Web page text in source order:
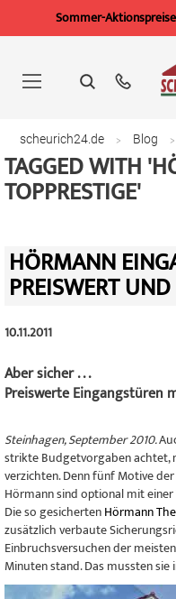
Sommer-Aktionspreise
springen
scheurich24.de Blog
TAGGED WITH
TOPPRESTIGE'
HÖRMANN
PREISWERT
10.11.2011
Aber sicher . . .
Preiswerte Eingangstüren
Steinhagen, September 2010.
strikte Budgetvorgaben achtet,
verzichten. Denn fünf Motive
Hörmann sind optional mit
Die so gesichertenHörmann
zusätzlich verbaute
Einbruchsversuchen der
Minuten stand. Das mussten